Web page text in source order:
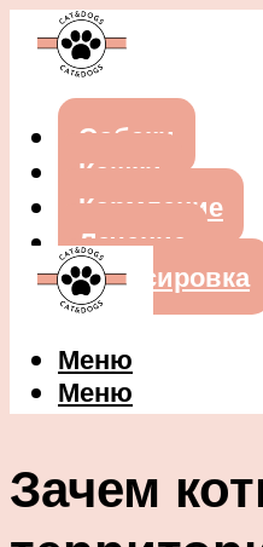
Собаки
Кошки
Кормление
Лечение
Дрессировка
Меню
Меню
Зачем